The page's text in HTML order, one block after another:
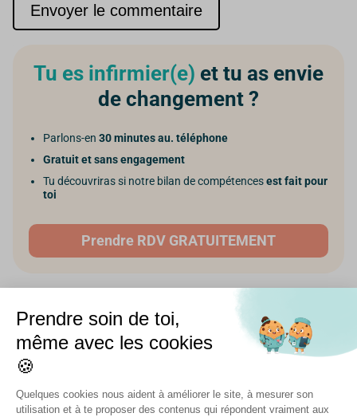
Prendre soin de toi,
même avec les cookies
🍪
Quelques cookies nous aident à améliorer le site, à mesurer son
utilisation et à te proposer des contenus qui répondent vraiment aux
Envoyer le commentaire
Tu es infirmier(e) et tu as envie
de changement ?
Parlons-en 30 minutes au. téléphone
Gratuit et sans engagement
Tu découvriras si notre bilan de compétencesest fait pour
toi
Prendre RDV GRATUITEMENT